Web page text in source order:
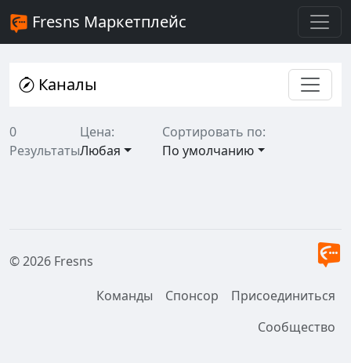
Fresns Маркетплейс
Каналы
0
Результаты
Цена:
Любая
Сортировать по:
По умолчанию
© 2026 Fresns
Команды
Спонсор
Присоединиться
Сообщество